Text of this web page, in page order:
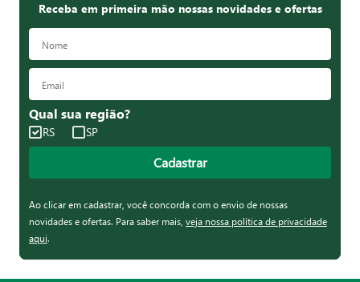
Receba em primeira mão nossas novidades e ofertas
Qual sua região?
RS SP
Cadastrar
Ao clicar em cadastrar, você concorda com o envio de nossas
novidades e ofertas. Para saber mais, veja nossa política de privacidade
aqui.